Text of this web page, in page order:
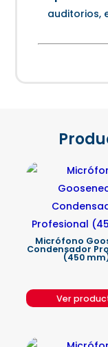
auditorios,
Micrófono
Condensador
(450
Ver